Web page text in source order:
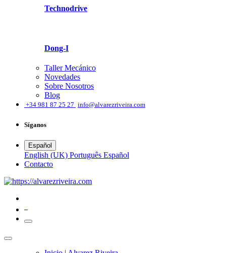
Technodrive
Dong-I
Taller Mecánico
Novedades
Sobre Nosotros
Blog
+34 981 87 25 27 info@alvarezriveira.com
Síganos
Español
English (UK) Português Español
​Contacto